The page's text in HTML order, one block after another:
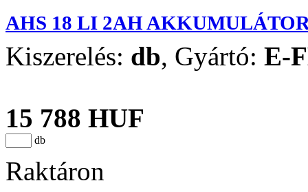
AHS 18 LI 2AH
Kiszerelés: db, Gyártó: E-
15 788 HUF
db
Raktáron